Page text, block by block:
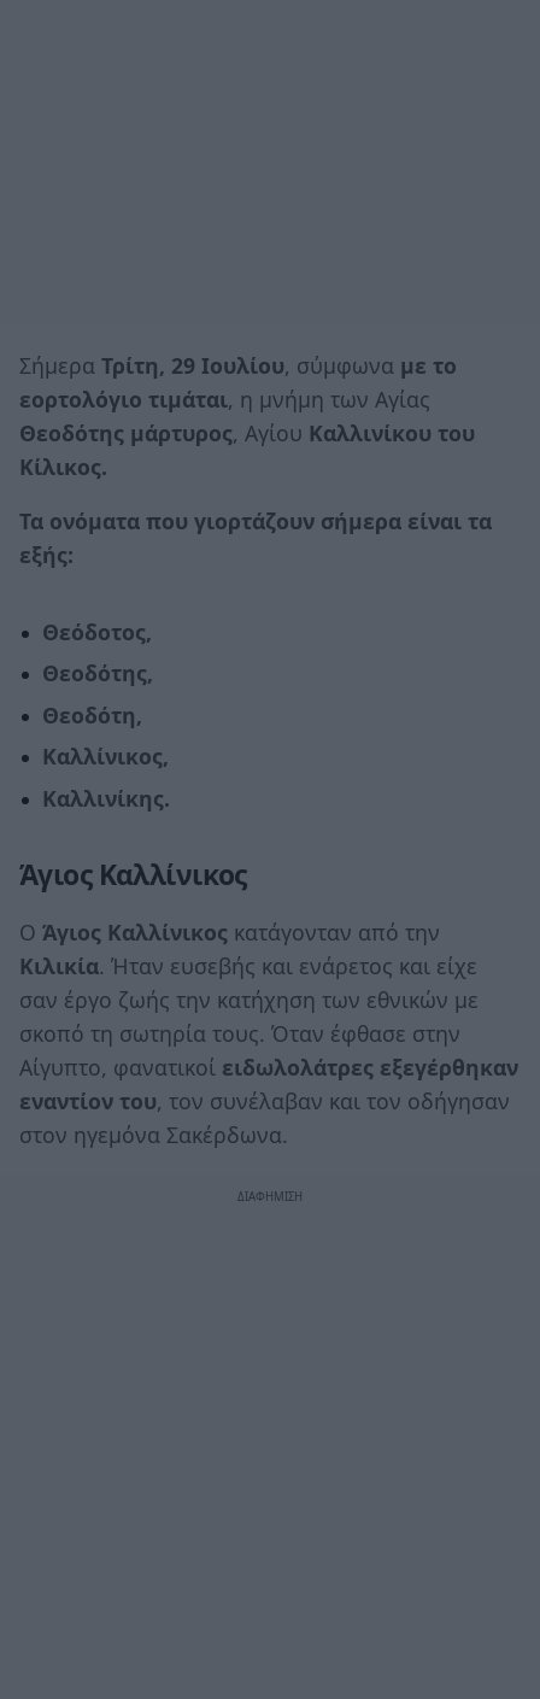
Σήμερα Τρίτη, 29 Ιουλίου, σύμφωνα με το
εορτολόγιο τιμάται, η μνήμη των Αγίας
Θεοδότης μάρτυρος, Αγίου Καλλινίκου του
Κίλικος.
Τα ονόματα που γιορτάζουν σήμερα είναι τα
εξής:
Θεόδοτος,
Θεοδότης,
Θεοδότη,
Καλλίνικος,
Καλλινίκης.
Άγιος Καλλίνικος
Ο Άγιος Καλλίνικος κατάγονταν από την
Κιλικία. Ήταν ευσεβής και ενάρετος και είχε
σαν έργο ζωής την κατήχηση των εθνικών με
σκοπό τη σωτηρία τους. Όταν έφθασε στην
Αίγυπτο, φανατικοί ειδωλολάτρες εξεγέρθηκαν
εναντίον του, τον συνέλαβαν και τον οδήγησαν
στον ηγεμόνα Σακέρδωνα.